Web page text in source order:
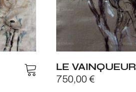
LE VAINQUEUR
750,00 €